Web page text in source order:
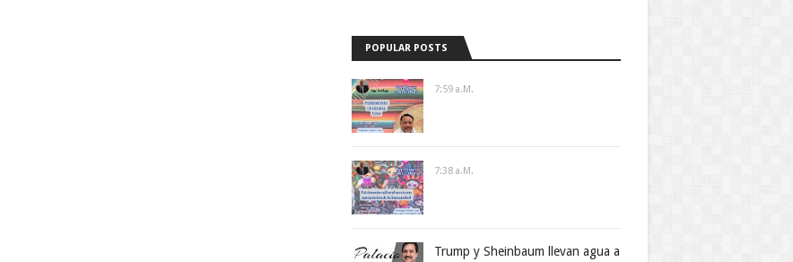
POPULAR POSTS
7:59 A.m.
7:38 A.m.
Trump y Sheinbaum llevan agua a